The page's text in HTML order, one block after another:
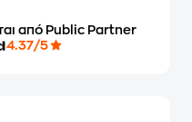
από Public Partner
4.37/5